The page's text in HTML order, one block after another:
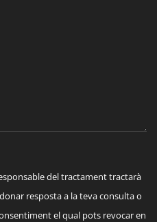
del tractament tractarà
resposta a la teva consulta o
el qual pots revocar en